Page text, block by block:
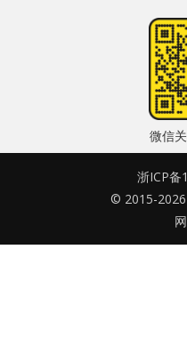
记住我的登录状态
没
微信
浙ICP备
© 2015-